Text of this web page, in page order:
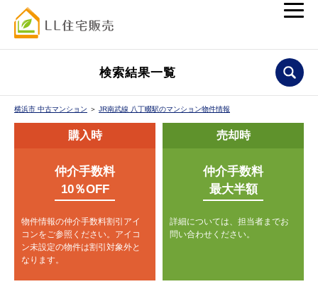
検索結果一覧
横浜市 中古マンション ＞ JR南武線 八丁畷駅のマンション物件情報
購入時
仲介手数料
10％OFF
物件情報の仲介手数料割引アイ
コンをご参照ください。 アイコ
ン未設定の物件は割引対象外と
なります。
売却時
仲介手数料
最大半額
詳細については、担当者までお
問い合わせください。